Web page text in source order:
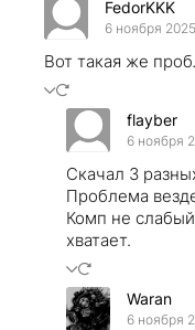
FedorKKK
6 ноября
Вот такая же
flayber
6 ноября
Скачал 3
Проблема
Комп не
хватает.
Waran
6 ноября